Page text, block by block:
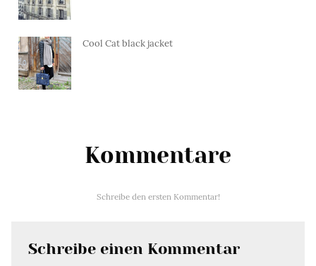
Cool Cat black jacket
Kommentare
Schreibe den ersten Kommentar!
Schreibe einen Kommentar